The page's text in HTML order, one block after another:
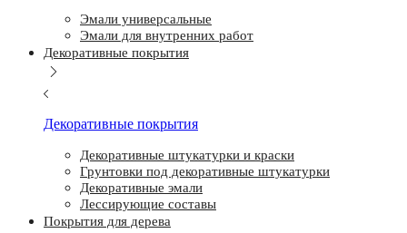
Эмали универсальные
Эмали для внутренних работ
Декоративные покрытия
Декоративные покрытия
Декоративные штукатурки и краски
Грунтовки под декоративные штукатурки
Декоративные эмали
Лессирующие составы
Покрытия для дерева